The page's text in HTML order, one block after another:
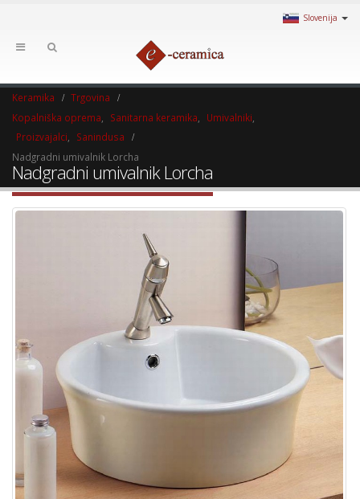
Slovenija
Keramika
Trgovina
Kopalniška oprema
Sanitarna keramika Umivalniki
Proizvajalci
Sanindusa
Nadgradni umivalnik Lorcha
Nadgradni umivalnik Lorcha